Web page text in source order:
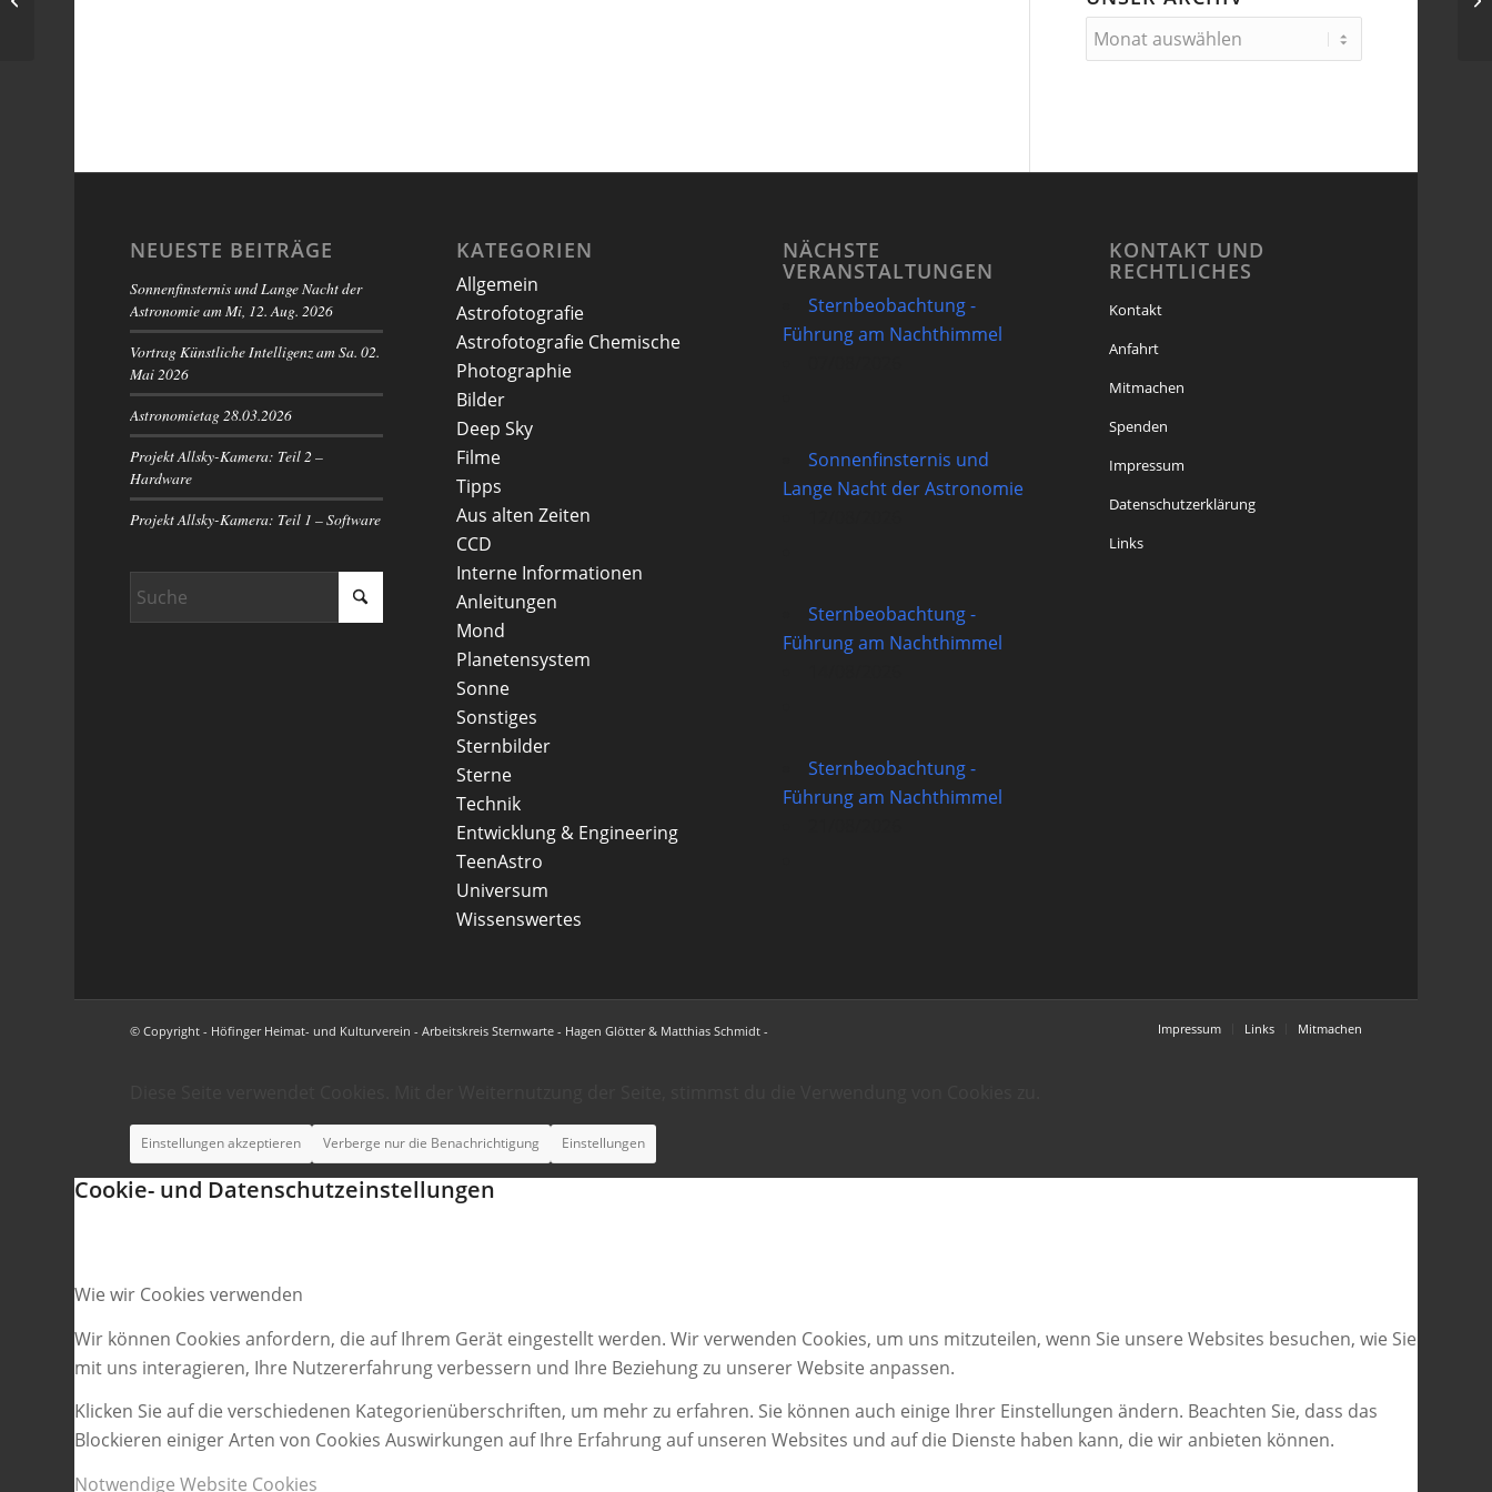
NEUESTE BEITRÄGE
Sonnenfinsternis und Lange Nacht der
Astronomie am Mi, 12. Aug. 2026
Vortrag Künstliche Intelligenz am Sa. 02.
Mai 2026
Astronomietag 28.03.2026
Projekt Allsky-Kamera: Teil 2 –
Hardware
Projekt Allsky-Kamera: Teil 1 – Software
KATEGORIEN
Allgemein
Astrofotografie
Astrofotografie Chemische
Photographie
Bilder
Deep Sky
Filme
Tipps
Aus alten Zeiten
CCD
Interne Informationen
Anleitungen
Mond
Planetensystem
Sonne
Sonstiges
Sternbilder
Sterne
Technik
Entwicklung & Engineering
TeenAstro
Universum
Wissenswertes
NÄCHSTE
VERANSTALTUNGEN
Sternbeobachtung -
Führung am Nachthimmel
Sonnenfinsternis und
Lange Nacht der Astronomie
Sternbeobachtung -
Führung am Nachthimmel
Sternbeobachtung -
Führung am Nachthimmel
KONTAKT UND
RECHTLICHES
Kontakt
Anfahrt
Mitmachen
Spenden
Impressum
Datenschutzerklärung
Links
© Copyright - Höfinger Heimat- und Kulturverein - Arbeitskreis Sternwarte - Hagen Glötter & Matthias Schmidt - Impressum Links Mitmachen
Einstellungen akzeptieren Verberge nur die Benachrichtigung Einstellungen
Cookie- und Datenschutzeinstellungen
Wie wir Cookies verwenden
Wir können Cookies anfordern, die auf Ihrem Gerät eingestellt werden. Wir verwenden Cookies, um uns mitzuteilen, wenn Sie unsere Websites besuchen, wie Sie
mit uns interagieren, Ihre Nutzererfahrung verbessern und Ihre Beziehung zu unserer Website anpassen.
Klicken Sie auf die verschiedenen Kategorienüberschriften, um mehr zu erfahren. Sie können auch einige Ihrer Einstellungen ändern. Beachten Sie, dass das
Blockieren einiger Arten von Cookies Auswirkungen auf Ihre Erfahrung auf unseren Websites und auf die Dienste haben kann, die wir anbieten können.
Notwendige Website Cookies